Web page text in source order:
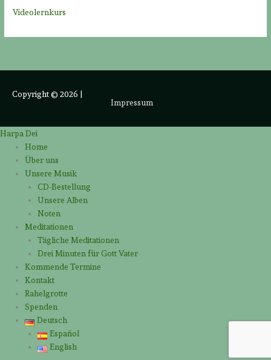
Videolernkurs
Copyright © 2026 |
Impressum
Harpa Dei
Home
Über uns
Unsere Musik
CD-Bestellung
Unsere Alben
Noten
Meditationen
Tägliche Meditationen
Drei Minuten für Gott Vater
Kommende Termine
Kontakt
Rahelgrotte
Spenden
Deutsch
Español
English